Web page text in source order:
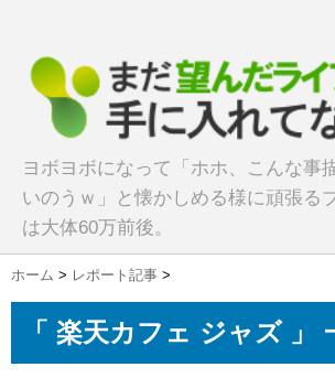
ヨボヨボになって「ホホ、こんな事
いのうｗ」と懐かしめる様に頑張る
は大体60万前後。
ホーム > レポート記事 >
「 楽天カフェ ジャズ 」